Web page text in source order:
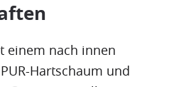
einem nach innen
Hartschaum und